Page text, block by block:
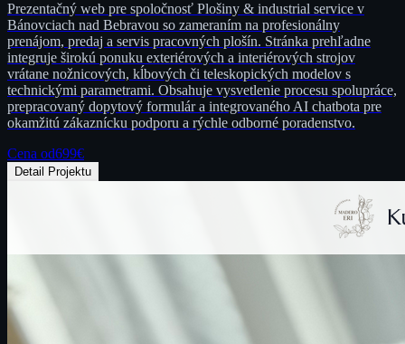
Prezentačný web pre spoločnosť Plošiny & industrial service v
Bánovciach nad Bebravou so zameraním na profesionálny
prenájom, predaj a servis pracovných plošín. Stránka prehľadne
integruje širokú ponuku exteriérových a interiérových strojov
vrátane nožnicových, kĺbových či teleskopických modelov s
technickými parametrami. Obsahuje vysvetlenie procesu spolupráce,
prepracovaný dopytový formulár a integrovaného AI chatbota pre
okamžitú zákaznícku podporu a rýchle odborné poradenstvo.
Cena od699€
Detail Projektu